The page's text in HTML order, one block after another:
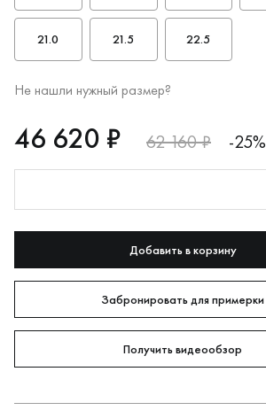
21.0 21.5 22.5
Не нашли нужный размер?
RUB
46620
46 620 ₽ 62 160 ₽ -25%
Добавить в корзину
Забронировать для примерки
Получить видеообзор